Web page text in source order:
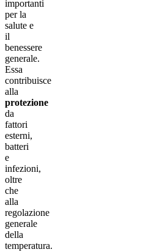
importanti
per la
salute e
il
benessere
generale.
Essa
contribuisce
alla
protezione
da
fattori
esterni,
batteri
e
infezioni,
oltre
che
alla
regolazione
generale
della
temperatura.